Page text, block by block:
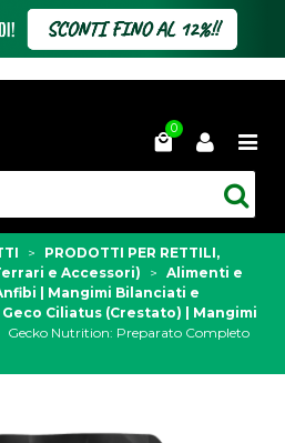
0
>
PRODOTTI PER RETTILI,
e Accessori)
>
Alimenti e
| Mangimi Bilanciati e
Ciliatus (Crestato) | Mangimi
Gecko Nutrition: Preparato Completo